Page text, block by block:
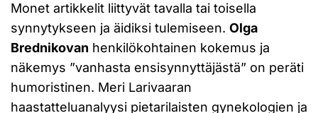
Monet artikkelit liittyvät tavalla tai toisella
synnytykseen ja äidiksi tulemiseen. Olga
Brednikovan henkilökohtainen kokemus ja
näkemys ”vanhasta ensisynnyttäjästä” on peräti
humoristinen. Meri Larivaaran
haastatteluanalyysi pietarilaisten gynekologien ja